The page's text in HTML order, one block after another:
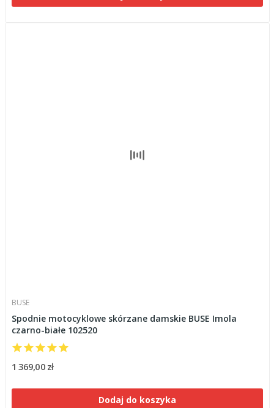
BUSE
Spodnie motocyklowe skórzane damskie BUSE Imola
czarno-białe 102520
1 369,00 zł
Dodaj do koszyka